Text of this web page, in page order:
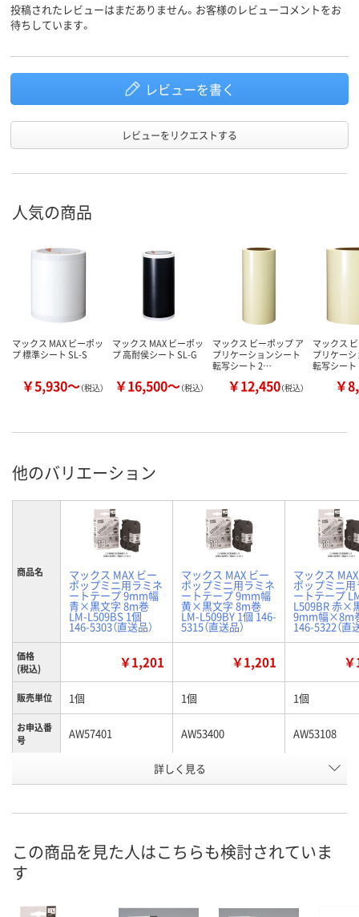
投稿されたレビューはまだありません。お客様のレビューコメントをお
待ちしています。
レビューを書く
レビューをリクエストする
人気の商品
マックス MAX ビーポッ
プ 標準シート SL-S
￥5,930～（税込）
マックス MAX ビーポッ
プ 高耐侯シート SL-G
￥16,500～（税込）
マックス ビーポップ ア
プリケーションシート
転写シート 2…
￥12,450（税込）
マックス
プリケー
転写シー
￥
他のバリエーション
商品名 マックス MAX ビー
ポップミニ用ラミネ
ートテープ 9mm幅
青×黒文字 8m巻
LM-L509BS 1個
146-5303（直送品）
マックス MAX ビー
ポップミニ用ラミネ
ートテープ 9mm幅
黄×黒文字 8m巻
LM-L509BY 1個 146-
5315（直送品）
マックス
ポップミニ
ートテープ
L509BR 赤×
9mm幅×8m
146-5322（直
価格
(税込)
￥1,201 ￥1,201
販売単位 1個 1個 1個
お申込番
号
AW57401 AW53400 AW53108
あり
詳しく見る
この商品を見た人はこちらも検討されていま
す